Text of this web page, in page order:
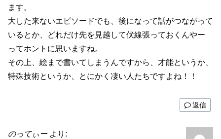
ます。
大した来ないエピソードでも、後になって話がつながって
いるとか、どれだけ先を見越して伏線張っておくんやー
ってホントに思いますね。
その上、絵まで書いてしまうんですから、才能というか、
特殊技術というか、とにかく凄い人たちですよね！！
返信
のってぃー より: